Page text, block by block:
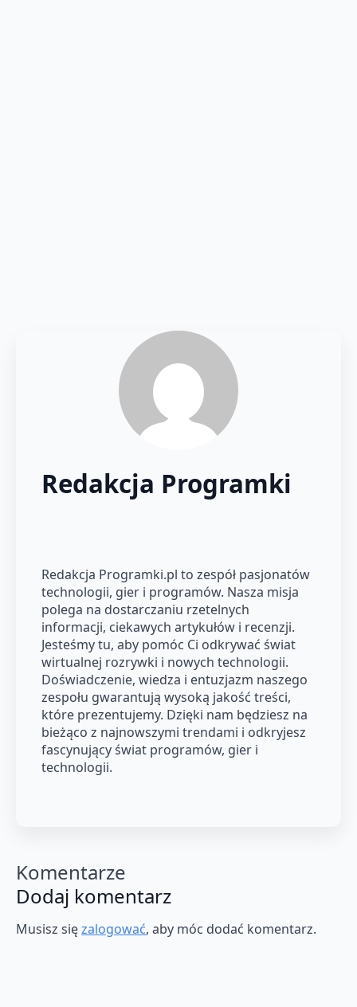
Redakcja Programki
Redakcja Programki.pl to zespół pasjonatów
technologii, gier i programów. Nasza misja
polega na dostarczaniu rzetelnych
informacji, ciekawych artykułów i recenzji.
Jesteśmy tu, aby pomóc Ci odkrywać świat
wirtualnej rozrywki i nowych technologii.
Doświadczenie, wiedza i entuzjazm naszego
zespołu gwarantują wysoką jakość treści,
które prezentujemy. Dzięki nam będziesz na
bieżąco z najnowszymi trendami i odkryjesz
fascynujący świat programów, gier i
technologii.
Komentarze
Dodaj komentarz
Musisz sięzalogować, aby móc dodać komentarz.